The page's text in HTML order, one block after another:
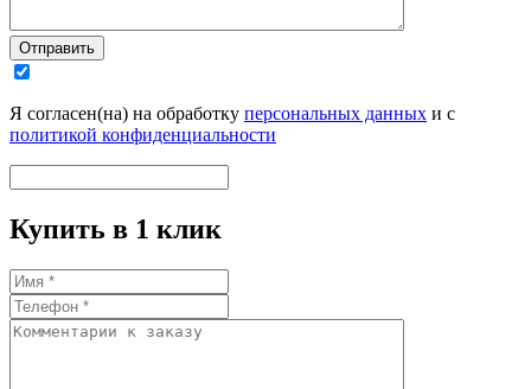
Отправить
Я согласен(на) на обработку персональных данных и с
политикой конфиденциальности
Купить в 1 клик